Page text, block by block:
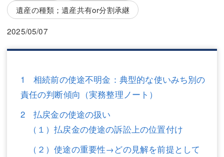
小川 祐
弁護士費用
相続・遺言
離婚（夫婦間トラブル）
企業法務
労働問題（解雇，残業等）
弁護士費用
不動産
離婚（夫婦間トラブル）
企業法務
労働問題（解雇，残業等）
遺産の種類；遺産共有or分割承継
2025/05/07
1 相続前の使途不明金：典型的な使いみち別の
責任の判断傾向（実務整理ノート）
2 払戻金の使途の扱い
（１）払戻金の使途の訴訟上の位置付け
（２）使途の重要性→どの見解を前提として